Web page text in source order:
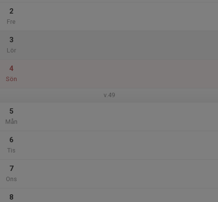
2
Fre
3
Lör
4
Sön
v.49
5
Mån
6
Tis
7
Ons
8